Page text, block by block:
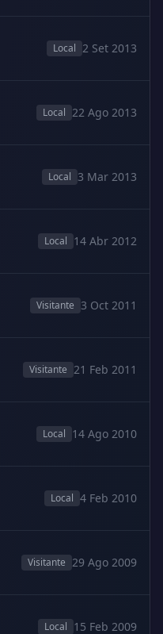
Local 2 Set 2013
Local 22 Ago 2013
Local 3 Mar 2013
Local 14 Abr 2012
Visitante 3 Oct 2011
Visitante 21 Feb 2011
Local 14 Ago 2010
Local 4 Feb 2010
Visitante 29 Ago 2009
Local 15 Feb 2009